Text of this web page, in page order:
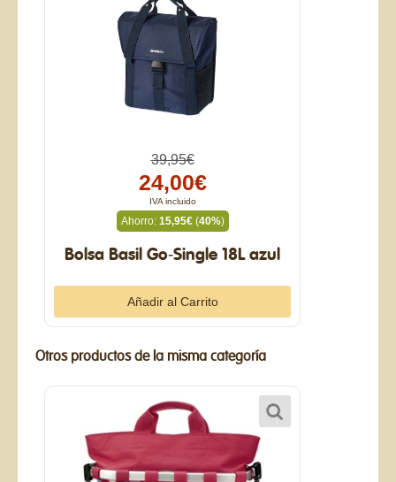
39,95€
24,00€
IVA incluido
Ahorro: 15,95€(40%)
Bolsa Basil Go-Single 18L azul
Otros productos de la misma categoría